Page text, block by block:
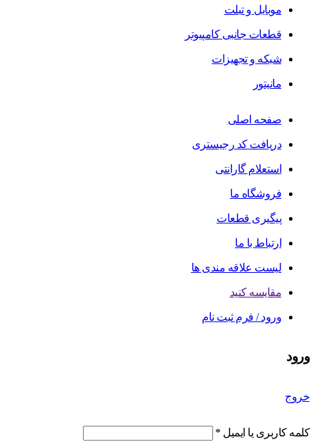
موبایل و تبلت
قطعات جانبی کامپیوتر
شبکه و تجهیزات
مانیتور
صفحه اصلی
دریافت کد رجیستری
استعلام گارانتی
فروشگاه ما
پیگیری قطعات
ارتباط با ما
لیست علاقه مندی ها
مقایسه کنید
ورود / فرم ثبت نام
ورود
خروج
کلمه کاربری یا ایمیل *